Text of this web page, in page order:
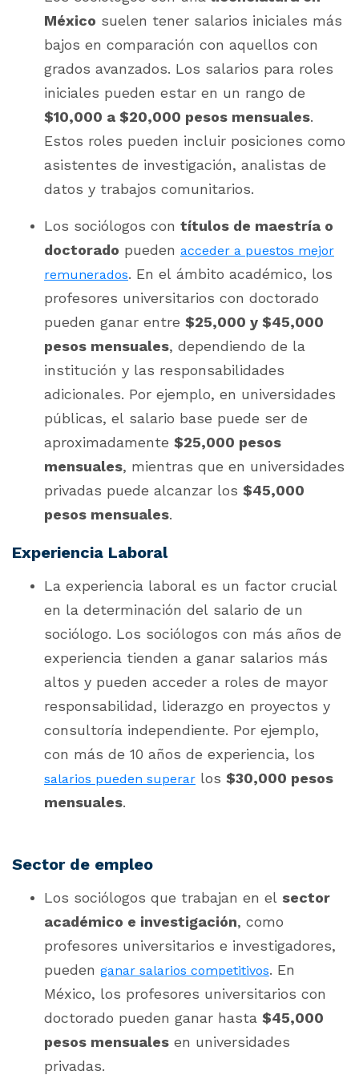
México suelen tener salarios iniciales más
bajos en comparación con aquellos con
grados avanzados. Los salarios para roles
iniciales pueden estar en un rango de
$10,000 a $20,000 pesos mensuales.
Estos roles pueden incluir posiciones como
asistentes de investigación, analistas de
datos y trabajos comunitarios​.
Los sociólogos con títulos de maestría o
doctorado pueden acceder a puestos mejor
remunerados. En el ámbito académico, los
profesores universitarios con doctorado
pueden ganar entre $25,000 y $45,000
pesos mensuales, dependiendo de la
institución y las responsabilidades
adicionales. Por ejemplo, en universidades
públicas, el salario base puede ser de
aproximadamente $25,000 pesos
mensuales, mientras que en universidades
privadas puede alcanzar los $45,000
pesos mensuales.
Experiencia Laboral
La experiencia laboral es un factor crucial
en la determinación del salario de un
sociólogo. Los sociólogos con más años de
experiencia tienden a ganar salarios más
altos y pueden acceder a roles de mayor
responsabilidad, liderazgo en proyectos y
consultoría independiente. Por ejemplo,
con más de 10 años de experiencia, los
salarios pueden superar los $30,000 pesos
mensuales.
Sector de empleo
Los sociólogos que trabajan en el sector
académico e investigación, como
profesores universitarios e investigadores,
pueden ganar salarios competitivos. En
México, los profesores universitarios con
doctorado pueden ganar hasta $45,000
pesos mensuales en universidades
privadas.